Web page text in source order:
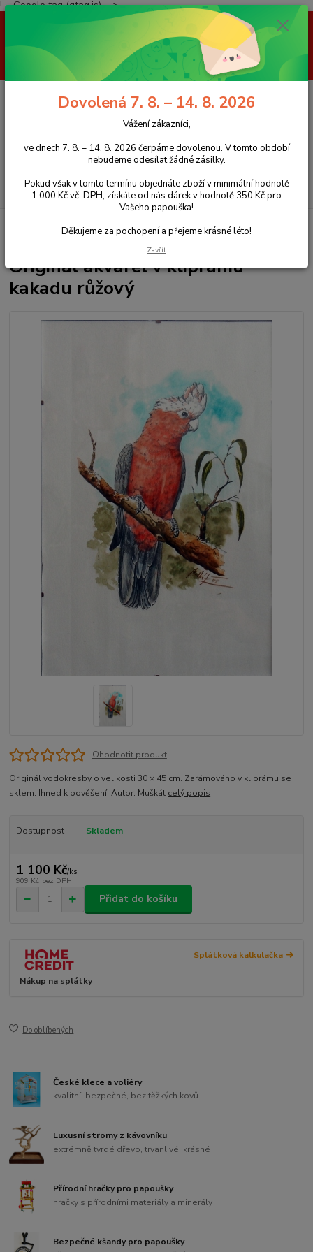
!-- Google tag (gtag.js) -->
Vážení zákazníci, ve dnech 7. 8. – 14. 8. 2026 čerpáme dovolenou. V
tomto období nebudeme odesílat žádné zásilky. Pokud však v tomto
termínu objednáte zboží v minimální hodnotě 1 000 Kč vč. DPH, získáte
od nás dárek v hodnotě 350 Kč pro Vašeho papouška! Děkujeme za
pochopení a přejeme krásné léto!
Menu
CZK
Hledat
(Po-Pá, 8-16 hod.)
akvarel v kliprámu kakadu růžový
Originál akvarel v kliprámu
kakadu růžový
Ohodnotit produkt
Originál vodokresby o velikosti 30 × 45 cm. Zarámováno v kliprámu se
sklem. Ihned k pověšení. Autor: Muškát celý popis
Dostupnost Skladem
1 100 Kč/ks
909 Kč bez DPH
Přidat do košíku
Splátková kalkulačka
Nákup na splátky
Do oblíbených
České klece a voliéry
kvalitní, bezpečné, bez těžkých kovů
Luxusní stromy z kávovníku
extrémně tvrdé dřevo, trvanlivé, krásné
Přírodní hračky pro papoušky
hračky s přírodními materiály a minerály
Bezpečné kšandy pro papoušky
Dovolená 7. 8. – 14. 8. 2026
Vážení zákazníci,
ve dnech 7. 8. – 14. 8. 2026 čerpáme dovolenou. V tomto období
nebudeme odesílat žádné zásilky.
Pokud však v tomto termínu objednáte zboží v minimální hodnotě
1 000 Kč vč. DPH, získáte od nás dárek v hodnotě 350 Kč pro
Vašeho papouška!
Děkujeme za pochopení a přejeme krásné léto!
Zavřít